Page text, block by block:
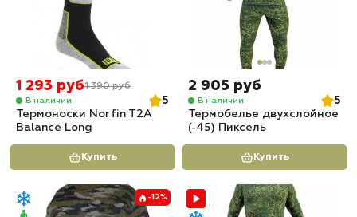
1 293 руб1 390 руб
В наличии
5
Термоноски Norfin T2A
Balance Long
Купить
2 905 руб
В наличии
5
Термобелье двухслойное
(-45) Пиксель
Купить
-12%